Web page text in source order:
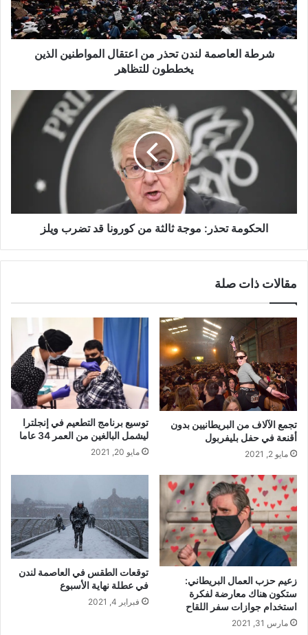
المواطنين
الذين
يخططون
للتظاهرشرطة العاصمة لندن تحذر من اعتقال المواطنين الذين
يخططون للتظاهر
الحكومة
تحذر:
موجة
ثالثة
ويلز
الحكومة تحذر: موجة ثالثة من كورونا قد تضرب ويلز
مقالات ذات صلة
تجمع الآلاف من البريطانيين بدون
أقنعة في حفل بليفربول
مايو 2, 2021
توسيع برنامج التطعيم في إنجلترا
ليشمل البالغين من العمر 34 عاما
مايو 20, 2021
زعيم حزب العمال البريطاني:
ستكون هناك معارضة لفكرة
استخدام جوازات سفر اللقاح
مارس 31, 2021
توقعات الطقس في العاصمة لندن
في عطلة نهاية الأسبوع
فبراير 4, 2021